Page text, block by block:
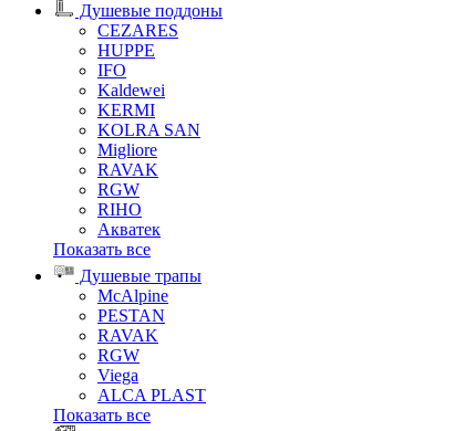
Душевые поддоны
CEZARES
HUPPE
IFO
Kaldewei
KERMI
KOLRA SAN
Migliore
RAVAK
RGW
RIHO
Акватек
Показать все
Душевые трапы
McAlpine
PESTAN
RAVAK
RGW
Viega
АLCA PLAST
Показать все